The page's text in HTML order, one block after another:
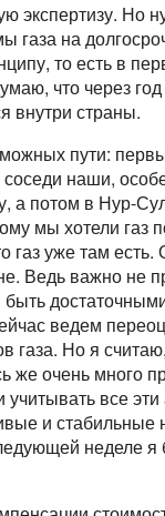
Но
на
то есть в
что через
внутри страны.
пути:
наши,
а потом в Нур-
мы хотели
уже там есть.
важно не
ведем
газа. Но я
же очень
все
и стабильные
неделе я